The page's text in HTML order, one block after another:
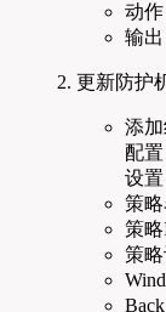
动
输出
更新防护
添
配
设
策
策
策